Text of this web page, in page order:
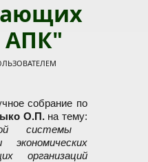
АПК"
собрание по
О.П.на тему:
системы
экономических
организаций